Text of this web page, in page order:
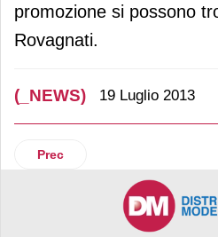
promozione si possono
Rovagnati.
(_NEWS) 19 Luglio 2013
Articolo precedente: Baby
Prec